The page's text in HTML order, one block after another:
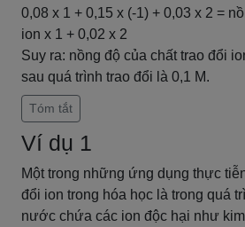
0,08 x 1 + 0,15 x (-1) + 0,03 x 2 =
ion x 1 + 0,02 x 2
Suy ra: nồng độ của chất trao đổi
sau quá trình trao đổi là 0,1 M.
Tóm tắt
Ví dụ 1
Một trong những ứng dụng thực
đổi ion trong hóa học là trong quá
nước chứa các ion độc hại như